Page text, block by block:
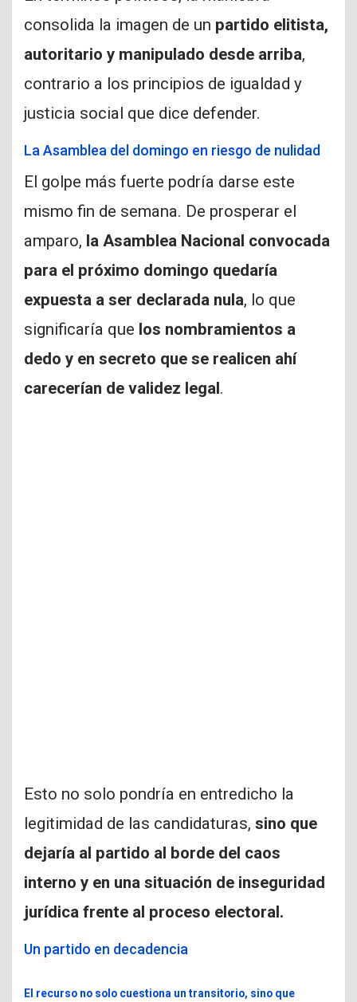
consolida la imagen de un partido elitista,
autoritario y manipulado desde arriba,
contrario a los principios de igualdad y
justicia social que dice defender.
La Asamblea del domingo en riesgo de nulidad
El golpe más fuerte podría darse este
mismo fin de semana. De prosperar el
amparo, la Asamblea Nacional convocada
para el próximo domingo quedaría
expuesta a ser declarada nula, lo que
significaría que los nombramientos a
dedo y en secreto que se realicen ahí
carecerían de validez legal.
Esto no solo pondría en entredicho la
legitimidad de las candidaturas, sino que
dejaría al partido al borde del caos
interno y en una situación de inseguridad
jurídica frente al proceso electoral.
Un partido en decadencia
El recurso no solo cuestiona un transitorio, sino que